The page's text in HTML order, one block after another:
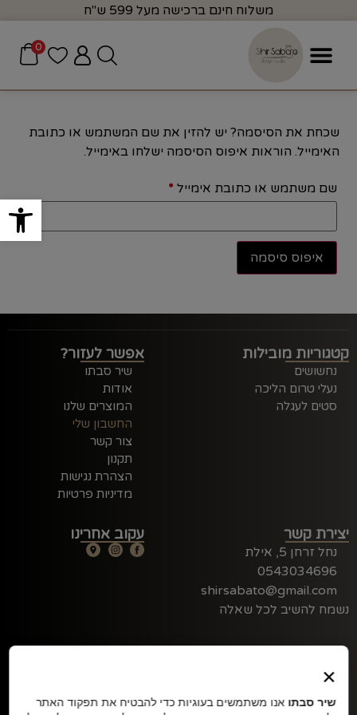
פתח
משלוח חינם ברכישה מעל 599 ש"ח
0
שכחת את הסיסמה? יש להזין את שם המשתמש או כתובת
האימייל. הוראות איפוס הסיסמה ישלחו באימייל.
שם משתמש או כתובת אימייל *
איפוס סיסמה
יצירת קשר
נחל זרחן 5, אילת
0543034696
shirsabato@gmail.com
נשמח להשיב לכל שאלה
אפשר לעזור?
שיר סבתו
אודות
המוצרים שלנו
החשבון שלי
צור קשר
תקנון
הצהרת נגישות
מדיניות פרטיות
קטגוריות מובילות
נחשושים
נעלי טרום הליכה
סטים לעגלה
עקוב אחרינו
×
שיר סבתו אנו משתמשים בעוגיות כדי להבטיח את תפקוד האתר